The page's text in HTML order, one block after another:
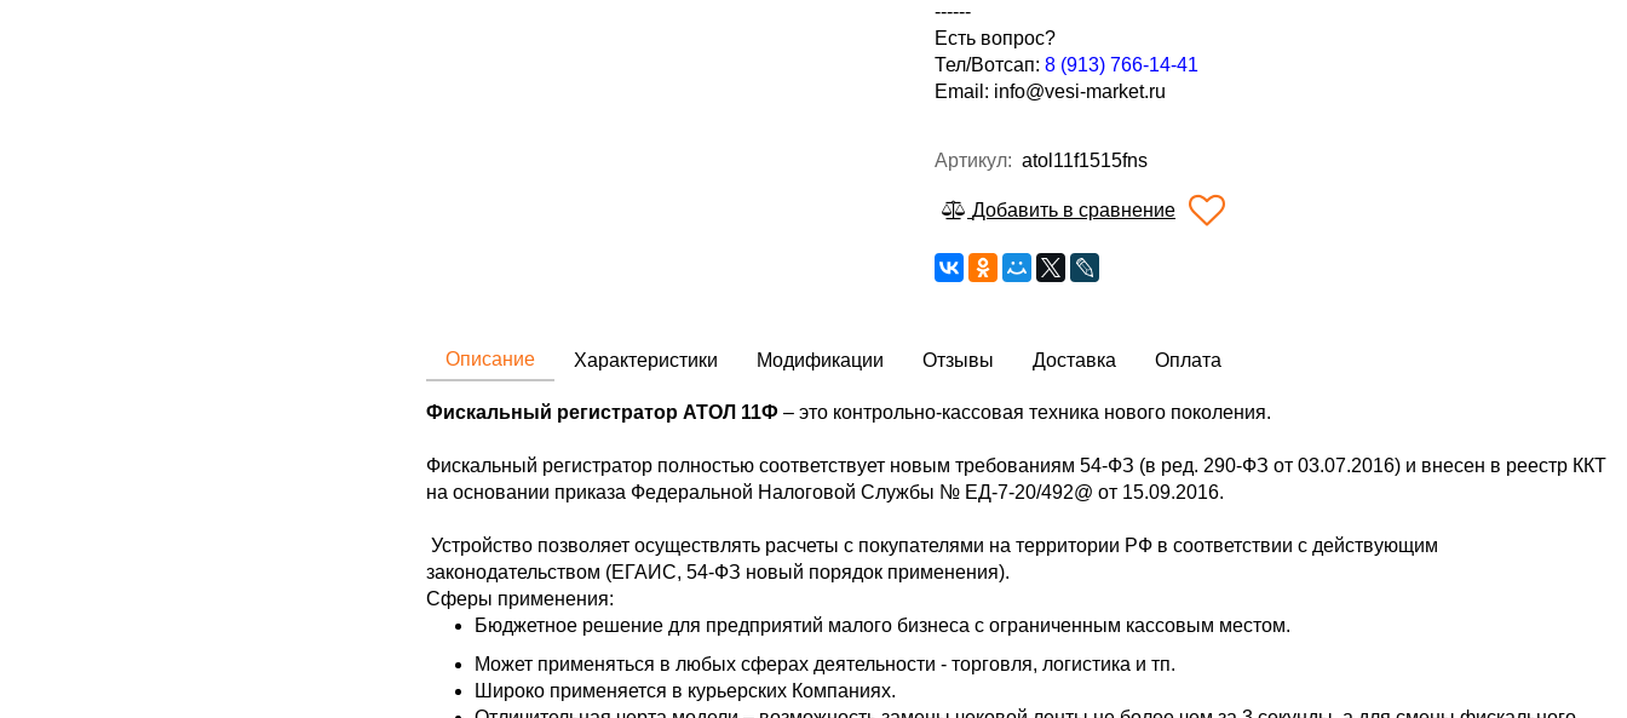
------
Есть вопрос?
Тел/Вотсап: 8 (913) 766-14-41
Email: info@vesi-market.ru
Артикул: atol11f1515fns
Добавить в сравнение
Описание
Фискальный регистратор АТОЛ 11Ф – это контрольно-кассовая техника нового поколения.
Фискальный регистратор полностью соответствует новым требованиям 54-ФЗ (в ред. 290-ФЗ от 03.07.2016) и внесен в реестр ККТ
на основании приказа Федеральной Налоговой Службы № ЕД-7-20/492@ от 15.09.2016.
Устройство позволяет осуществлять расчеты с покупателями на территории РФ в соответствии с действующим
законодательством (ЕГАИС, 54-ФЗ новый порядок применения).
Сферы применения:
Бюджетное решение для предприятий малого бизнеса с ограниченным кассовым местом.
Может применяться в любых сферах деятельности - торговля, логистика и тп.
Широко применяется в курьерских Компаниях.
Характеристики Модификации Отзывы Доставка Оплата